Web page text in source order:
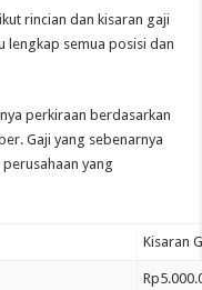
rincian dan kisaran gaji
lengkap semua posisi dan
perkiraan berdasarkan
Gaji yang sebenarnya
yang
Kisaran